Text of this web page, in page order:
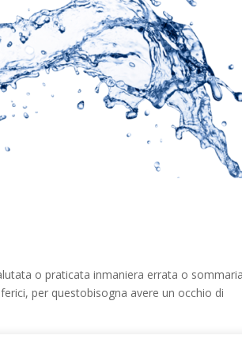
o praticata inmaniera errata o
per questobisogna avere un occhio di